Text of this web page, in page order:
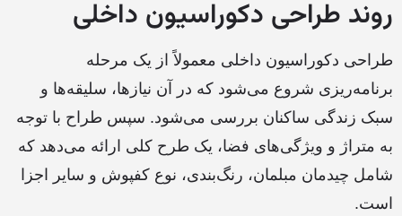
روند طراحی دکوراسیون داخلی
طراحی دکوراسیون داخلی معمولاً از یک مرحله
برنامه‌ریزی شروع می‌شود که در آن نیازها، سلیقه‌ها و
سبک زندگی ساکنان بررسی می‌شود. سپس طراح با توجه
به متراژ و ویژگی‌های فضا، یک طرح کلی ارائه می‌دهد که
شامل چیدمان مبلمان، رنگ‌بندی، نوع کفپوش و سایر اجزا
است.